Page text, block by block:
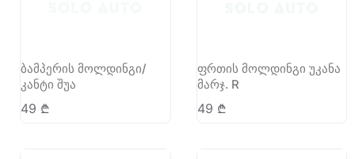
ბამპერის მოლდინგი/
კანტი შუა
49 ₾
ფრთის მოლდინგი უკანა
მარჯ. R
49 ₾